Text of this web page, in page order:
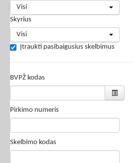
Visi
Skyrius
Visi
Įtraukti pasibaigusius skelbimus
BVPŽ kodas
Pirkimo numeris
Skelbimo kodas